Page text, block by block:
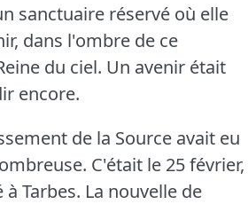
sanctuaire réservé où elle
dans l'ombre de ce
du ciel. Un avenir était
encore.
de la Source avait eu
C'était le 25 février,
Tarbes. La nouvelle de